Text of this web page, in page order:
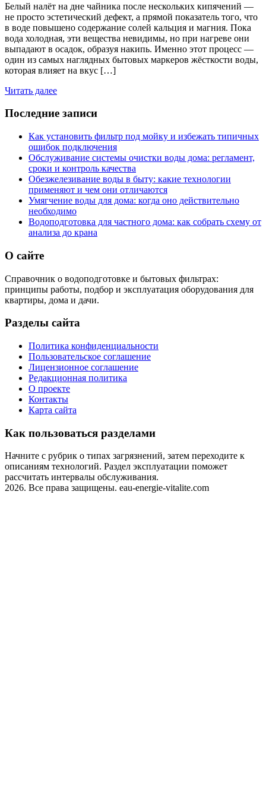
Белый налёт на дне чайника после нескольких кипячений —
не просто эстетический дефект, а прямой показатель того, что
в воде повышено содержание солей кальция и магния. Пока
вода холодная, эти вещества невидимы, но при нагреве они
выпадают в осадок, образуя накипь. Именно этот процесс —
один из самых наглядных бытовых маркеров жёсткости воды,
которая влияет на вкус […]
Читать далее
Последние записи
Как установить фильтр под мойку и избежать типичных
ошибок подключения
Обслуживание системы очистки воды дома: регламент,
сроки и контроль качества
Обезжелезивание воды в быту: какие технологии
применяют и чем они отличаются
Умягчение воды для дома: когда оно действительно
необходимо
Водоподготовка для частного дома: как собрать схему от
анализа до крана
О сайте
Справочник о водоподготовке и бытовых фильтрах:
принципы работы, подбор и эксплуатация оборудования для
квартиры, дома и дачи.
Разделы сайта
Политика конфиденциальности
Пользовательское соглашение
Лицензионное соглашение
Редакционная политика
О проекте
Контакты
Карта сайта
Как пользоваться разделами
Начните с рубрик о типах загрязнений, затем переходите к
описаниям технологий. Раздел эксплуатации поможет
рассчитать интервалы обслуживания.
2026. Все права защищены. eau-energie-vitalite.com